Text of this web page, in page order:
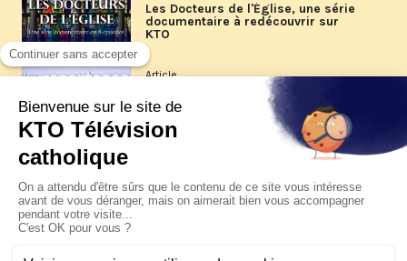
Les Docteurs de l'Église, une série
documentaire à redécouvrir sur
KTO
Article
Les reportages d'été 2026 de KTO
La visite pastorale du pape Léon
XIV à Assise à suivre sur KTO le
jeudi 6 août